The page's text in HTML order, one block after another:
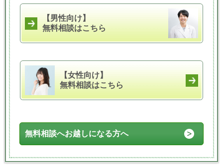
【男性向け】
無料相談はこちら
【女性向け】
無料相談はこちら
無料相談へお越しになる方へ